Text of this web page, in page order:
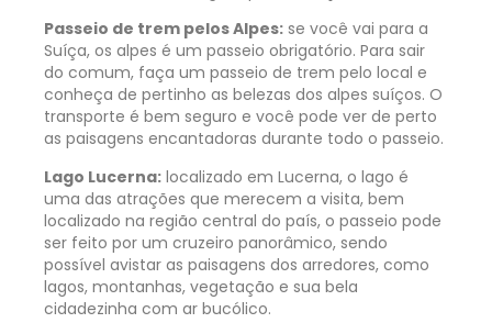
Passeio de trem pelos Alpes: se você vai para a
Suíça, os alpes é um passeio obrigatório. Para sair
do comum, faça um passeio de trem pelo local e
conheça de pertinho as belezas dos alpes suíços. O
transporte é bem seguro e você pode ver de perto
as paisagens encantadoras durante todo o passeio.
Lago Lucerna: localizado em Lucerna, o lago é
uma das atrações que merecem a visita, bem
localizado na região central do país, o passeio pode
ser feito por um cruzeiro panorâmico, sendo
possível avistar as paisagens dos arredores, como
lagos, montanhas, vegetação e sua bela
cidadezinha com ar bucólico.